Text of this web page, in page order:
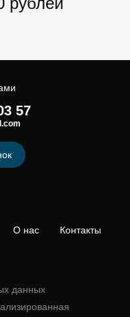
О нас Контакты
данных
57